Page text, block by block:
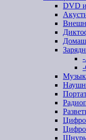
DVD
-
-
Шнуры